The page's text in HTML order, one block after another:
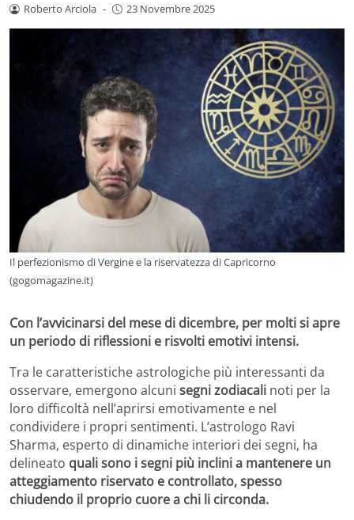
Roberto Arciola - 23 Novembre 2025
Il perfezionismo di Vergine e la riservatezza di Capricorno
(gogomagazine.it)
Con l’avvicinarsi del mese di dicembre, per molti si apre
un periodo di riflessioni e risvolti emotivi intensi.
Tra le caratteristiche astrologiche più interessanti da
osservare, emergono alcuni segni zodiacali noti per la
loro difficoltà nell’aprirsi emotivamente e nel
condividere i propri sentimenti. L’astrologo Ravi
Sharma, esperto di dinamiche interiori dei segni, ha
delineato quali sono i segni più inclini a mantenere un
atteggiamento riservato e controllato, spesso
chiudendo il proprio cuore a chi li circonda.